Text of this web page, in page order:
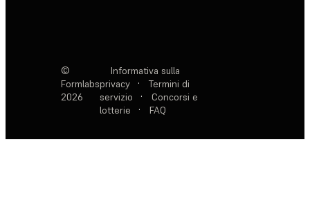
©
Formlabs
2026
Informativa sulla
privacy
·
Termini di
servizio
·
Concorsi e
lotterie
· FAQ